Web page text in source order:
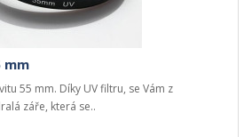
mm
55 mm. Díky UV filtru, se Vám z
záře, která se..